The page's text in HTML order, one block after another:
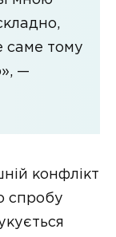
саме тому
—
конфлікт
спробу